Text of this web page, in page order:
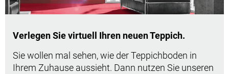
Verlegen Sie virtuell Ihren neuen Teppich.
Sie wollen mal sehen, wie der Teppichboden in
Ihrem Zuhause aussieht. Dann nutzen Sie unseren